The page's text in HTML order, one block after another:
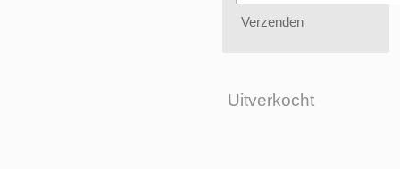
Verzenden
Uitverkocht